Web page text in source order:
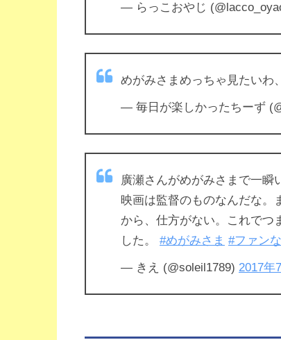
— らっこおやじ
めがみさまめっちゃ見たいわ
— 毎日が楽しかったちーず
廣瀬さんがめがみさまで一瞬
映画は監督のものなんだな。
から、仕方がない。これでつ
した。 #めがみさま #ファン
— きえ (@soleil1789) 2017年